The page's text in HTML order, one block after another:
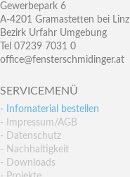
Gewerbepark 6
A-4201 Gramastetten bei Linz
Bezirk Urfahr Umgebung
Tel 07239 7031 0
office@fensterschmidinger.at
SERVICEMENÜ
- Infomaterial bestellen
- Impressum/AGB
- Datenschutz
- Nachhaltigkeit
- Downloads